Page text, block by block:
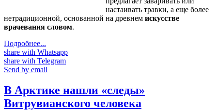
настаивать травки, а еще более
нетрадиционной, основанной на древнем искусстве
врачевания словом.
Подробнее...
share with Whatsapp
share with Telegram
Send by email
В Арктике нашли «следы»
Витрувианского человека